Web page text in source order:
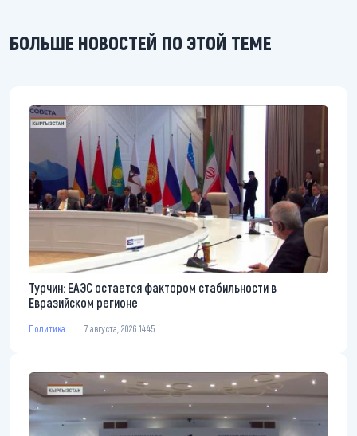
БОЛЬШЕ НОВОСТЕЙ ПО ЭТОЙ ТЕМЕ
Турчин: ЕАЭС остается фактором стабильности в
Евразийском регионе
Политика 7 августа, 2026 14:45